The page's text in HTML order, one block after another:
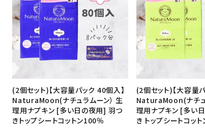
(2個セット)【大容量パック 40個入】
NaturaMoon(ナチュラムーン） 生
理用ナプキン [多い日の夜用] 羽つ
きトップシートコットン100％
(2個セット)【大容量
NaturaMoon(ナチュ
理用ナプキン [多い
き トップシートコッ